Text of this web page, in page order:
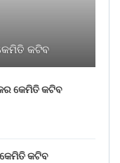
କଟିବ
କେମିତି କଟିବ
କଟିବ